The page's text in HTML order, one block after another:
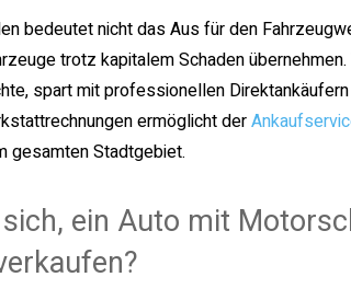
bedeutet nicht das Aus für den
trotz kapitalem Schaden übernehmen.
spart mit professionellen
ermöglicht der
gesamten Stadtgebiet.
ein Auto mit